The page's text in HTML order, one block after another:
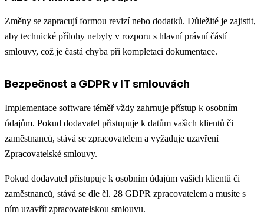
Změny se zapracují formou revizí nebo dodatků. Důležité je zajistit,
aby technické přílohy nebyly v rozporu s hlavní právní částí
smlouvy, což je častá chyba při kompletaci dokumentace.
Bezpečnost a GDPR v IT smlouvách
Implementace software téměř vždy zahrnuje přístup k osobním
údajům. Pokud dodavatel přistupuje k datům vašich klientů či
zaměstnanců, stává se zpracovatelem a vyžaduje uzavření
Zpracovatelské smlouvy.
Pokud dodavatel přistupuje k osobním údajům vašich klientů či
zaměstnanců, stává se dle čl. 28 GDPR zpracovatelem a musíte s
ním uzavřít zpracovatelskou smlouvu.